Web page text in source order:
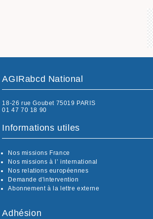
AGIRabcd National
18-26 rue Goubet 75019 PARIS
01 47 70 18 90
Informations utiles
Nos missions France
Nos missions à l’ international
Nos relations européennes
Demande d'intervention
Abonnement à la lettre externe
Adhésion